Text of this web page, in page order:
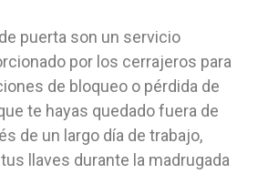
puerta son un servicio
por los cerrajeros para
de bloqueo o pérdida de
te hayas quedado fuera de
de un largo día de trabajo,
llaves durante la madrugada